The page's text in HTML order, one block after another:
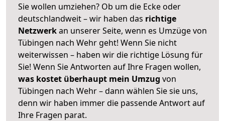
Sie wollen umziehen? Ob um die Ecke oder
deutschlandweit – wir haben das richtige
Netzwerkan unserer Seite, wenn es Umzüge von
Tübingen nach Wehr geht! Wenn Sie nicht
weiterwissen – haben wir die richtige Lösung für
Sie! Wenn Sie Antworten auf Ihre Fragen wollen,
was kostet überhaupt mein Umzug von
Tübingen nach Wehr – dann wählen Sie sie uns,
denn wir haben immer die passende Antwort auf
Ihre Fragen parat.